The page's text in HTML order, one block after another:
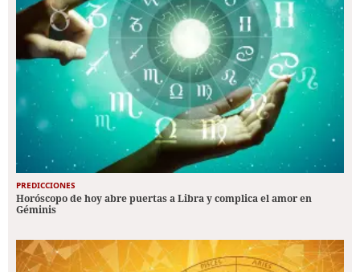
PREDICCIONES
Horóscopo de hoy abre puertas a Libra y complica el amor en
Géminis